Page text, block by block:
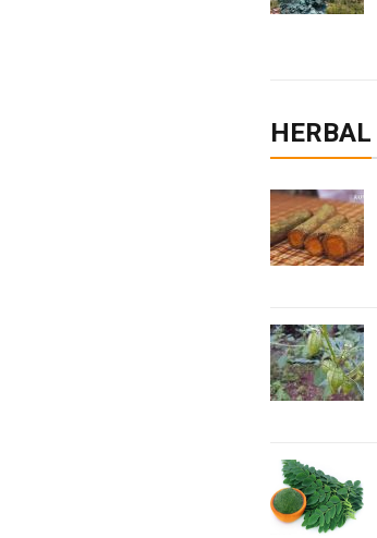
HERBAL